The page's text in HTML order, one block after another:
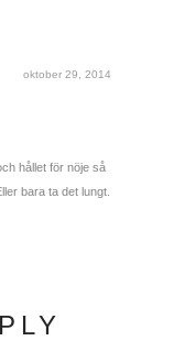
oktober 29, 2014
hållet för nöje så
bara ta det lungt.